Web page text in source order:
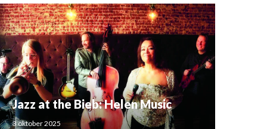
Jazz at the Bieb: Helen Music
3 oktober 2025